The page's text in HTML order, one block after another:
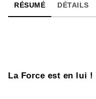
RÉSUMÉ DÉTAILS
La Force est en lui !